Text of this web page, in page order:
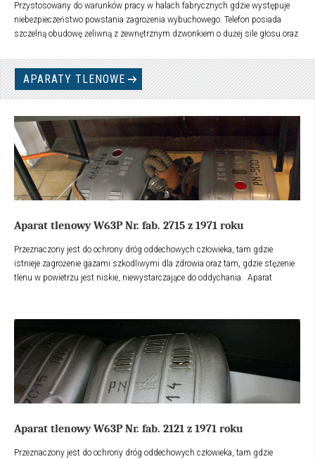
Przystosowany do warunków pracy w halach fabrycznych gdzie występuje
niebezpieczeństwo powstania zagrożenia wybuchowego. Telefon posiada
szczelną obudowę żeliwną z zewnętrznym dzwonkiem o dużej sile głosu oraz
połączony do sieci telekomunikacyjne za pośrednictwem głowicy
gazoszczelnej.
APARATY TLENOWE
Aparat tlenowy W63P Nr. fab. 2715 z 1971 roku
Przeznaczony jest do ochrony dróg oddechowych człowieka, tam gdzie
istnieje zagrożenie gazami szkodliwymi dla zdrowia oraz tam, gdzie stężenie
tlenu w powietrzu jest niskie, niewystarczające do oddychania. Aparat
której dostarczane jest powietrze z butli. Maska, szczelnie przylegała do
twarzy i wykonana była z gumy i innych materiałów, służących do ochrony
dróg oddechowych, oczu i twarzy.
Aparat tlenowy W63P Nr. fab. 2121 z 1971 roku
Przeznaczony jest do ochrony dróg oddechowych człowieka, tam gdzie